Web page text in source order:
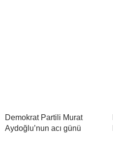
Demokrat Partili Murat
Aydoğlu’nun acı günü